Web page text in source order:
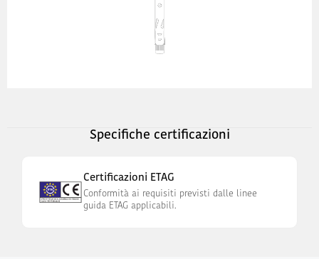
Specifiche certificazioni
Certificazioni ETAG
Conformità ai requisiti previsti dalle linee
guida ETAG applicabili.